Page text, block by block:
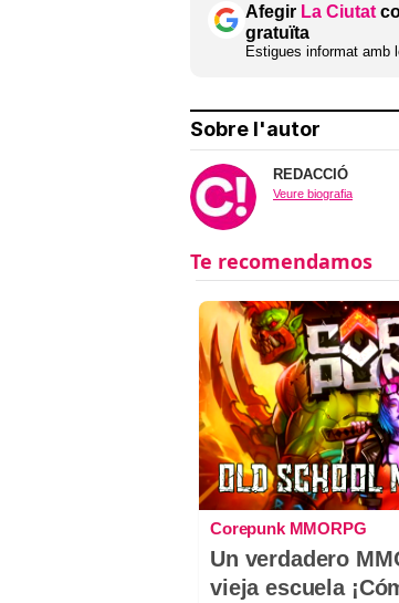
Afegir La Ciutat
gratuïta
Estigues informat amb
Sobre l'autor
REDACCIÓ
Veure biografia
Corepunk MMORPG
Un verdadero
vieja escuela